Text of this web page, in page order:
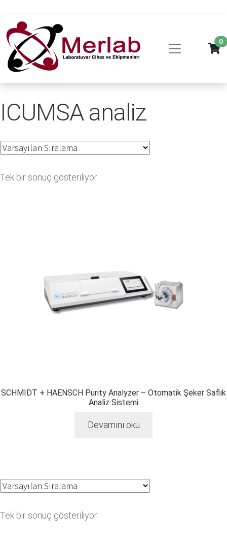
0
ICUMSA analiz
Tek bir sonuç gösteriliyor
SCHMIDT + HAENSCH Purity Analyzer – Otomatik Şeker Saflık
Analiz Sistemi
Devamını oku
Tek bir sonuç gösteriliyor